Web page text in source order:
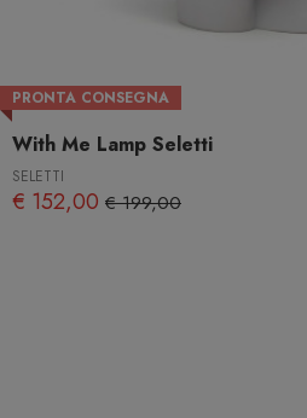
PRONTA CONSEGNA
With Me Lamp Seletti
SELETTI
€ 152,00 € 199,00